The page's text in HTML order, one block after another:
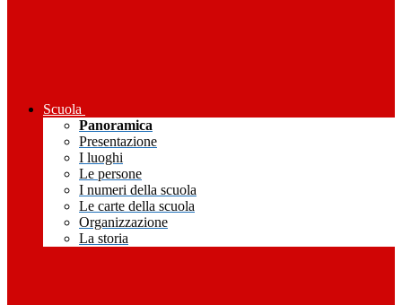
Scuola
Panoramica
Presentazione
I luoghi
Le persone
I numeri della scuola
Le carte della scuola
Organizzazione
La storia